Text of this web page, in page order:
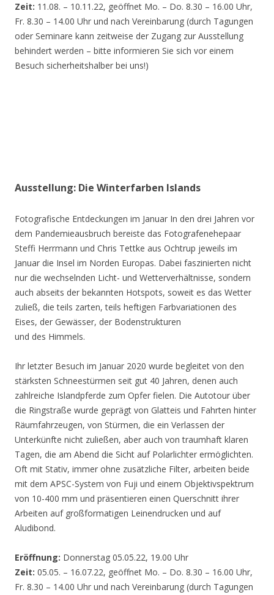
Zeit: 11.08. – 10.11.22, geöffnet Mo. – Do. 8.30 – 16.00 Uhr,
Fr. 8.30 – 14.00 Uhr und nach Vereinbarung (durch Tagungen
oder Seminare kann zeitweise der Zugang zur Ausstellung
behindert werden – bitte informieren Sie sich vor einem
Besuch sicherheitshalber bei uns!)
Ausstellung: Die Winterfarben Islands
Fotografische Entdeckungen im Januar In den drei Jahren vor
dem Pandemieausbruch bereiste das Fotografenehepaar
Steffi Herrmann und Chris Tettke aus Ochtrup jeweils im
Januar die Insel im Norden Europas. Dabei faszinierten nicht
nur die wechselnden Licht- und Wetterverhältnisse, sondern
auch abseits der bekannten Hotspots, soweit es das Wetter
zuließ, die teils zarten, teils heftigen Farbvariationen des
Eises, der Gewässer, der Bodenstrukturen
und des Himmels.
Ihr letzter Besuch im Januar 2020 wurde begleitet von den
stärksten Schneestürmen seit gut 40 Jahren, denen auch
zahlreiche Islandpferde zum Opfer fielen. Die Autotour über
die Ringstraße wurde geprägt von Glatteis und Fahrten hinter
Räumfahrzeugen, von Stürmen, die ein Verlassen der
Unterkünfte nicht zuließen, aber auch von traumhaft klaren
Tagen, die am Abend die Sicht auf Polarlichter ermöglichten.
Oft mit Stativ, immer ohne zusätzliche Filter, arbeiten beide
mit dem APSC-System von Fuji und einem Objektivspektrum
von 10-400 mm und präsentieren einen Querschnitt ihrer
Arbeiten auf großformatigen Leinendrucken und auf
Aludibond.
Eröffnung: Donnerstag 05.05.22, 19.00 Uhr
Zeit: 05.05. – 16.07.22, geöffnet Mo. – Do. 8.30 – 16.00 Uhr,
Fr. 8.30 – 14.00 Uhr und nach Vereinbarung (durch Tagungen